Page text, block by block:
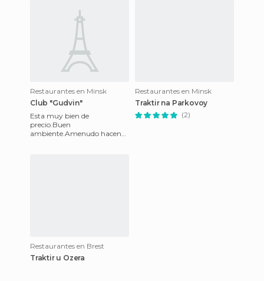
Restaurantes en Minsk
Club "Gudvin"
Esta muy bien de
precio.Buen
ambiente.Amenudo hacen
Restaurantes en Minsk
Traktir na Parkovoy
(2)
Restaurantes en Brest
Traktir u Ozera